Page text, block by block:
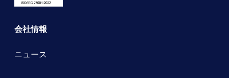
会社情報
ニュース